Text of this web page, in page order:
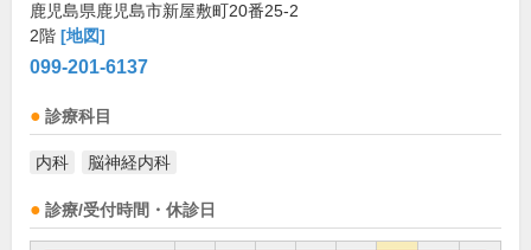
鹿児島県鹿児島市新屋敷町20番25-2
2階 [地図]
099-201-6137
診療科目
内科 脳神経内科
診療/受付時間・休診日